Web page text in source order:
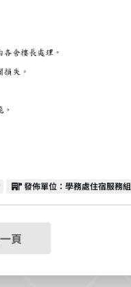
發佈單位
發佈單位：學務處住宿服務組
頁